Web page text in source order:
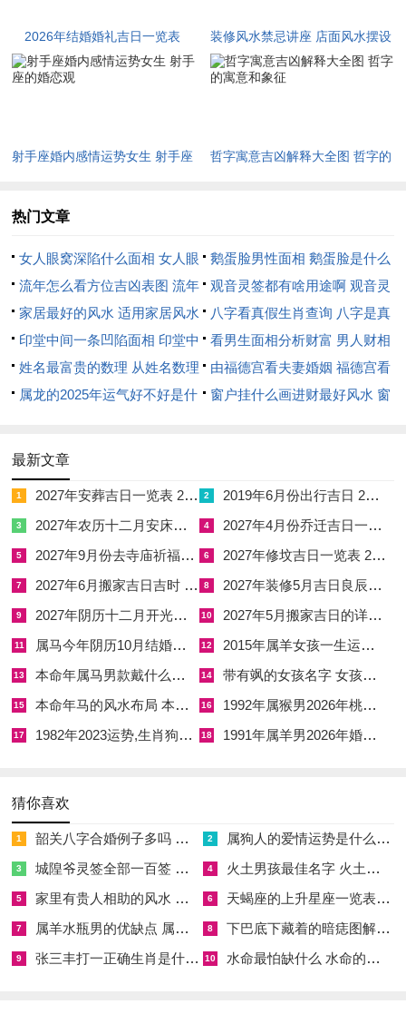
择选良辰之要诀与法门
嫁娶择日，自古便是人生头等大事，非仅看黄历上「宜嫁娶」三
与。
日以免子午正冲，属牛者须避丑日以免丑午相害，属兔者须避卯
日以免卯午相破。更须慎防四离四绝之日，此为节气转换之时气
场混沌不定，若于此日成婚，易致夫妻离心、家运不稳；次当考
量五行相生之路，子平术以日主为核心，结合流年大运测算五行
生克。
若命主日干为木，则宜选水木旺盛之日以生扶自身；若命主日干
固，丙午年火势偏燥，故吉日宜多选壬癸水旺或庚辛金透之日，
如壬申、癸酉、庚子、辛亥等干支，以水德调候火炎，使得夫妻
五行生克链中木旺生火，火炎克金。若命局金弱，尤须避火土过
盛之日，以免金气受抑而致婚姻多磨；再当关注节气交节之变。
重大节气如立春，立夏、立秋，立冬前后三日，天地阴阳交泰，
另需参看当日星宿吉凶。二十八宿中如室火猪，壁水貐、井木犴
等星宿值日，皆主家宅安宁，福泽绵长，而危月燕，参水猿等凶
逢克，则宜选印星旺日以得生扶；若八字喜用神为火，丙午年婚
嫁便是借势而为，婚缘推进自然顺遂；若八字忌火，则须选水旺
金生之日，以调候平衡、化凶为吉。
丙午年婚嫁吉日详览
依宗茂堂通书及诸家择吉法门。经子平术测算与五行生克测算，
2026年结婚婚礼吉日一览表
2026年结婚典礼吉日
装修风水禁忌讲座 店面风水摆设
射手座婚内感情运势女生 射手座
哲字寓意吉凶解释大全图 哲字的
热门文章
女人眼窝深陷什么面相 女人眼
窝深陷是短命相吗
鹅蛋脸男性面相 鹅蛋脸是什么
脸型男性
流年怎么看方位吉凶表图 流年
位置怎么看
观音灵签都有啥用途啊 观音灵
签全部签签词
家居最好的风水 适用家居风水
八字看真假生肖查询 八字是真
还是假
印堂中间一条凹陷面相 印堂中
间有条线沟好不好
看男生面相分析财富 男人财相
从哪里看
姓名最富贵的数理 从姓名数理
看富豪
由福德宫看夫妻婚姻 福德宫看
配偶生肖
属龙的2025年运气好不好是什
2025年属龙人的全年运势
窗户挂什么画进财最好风水 窗
最新文章
1 2027年安葬吉日一览表 2027年12月安葬吉日一览表 2 2019年6月份出行吉日 2027年6月出行吉日一览表
3 2027年农历十二月安床吉日 2027年正月安床吉日吉时查询 4 2027年4月份乔迁吉日一览表 2027年4月乔迁吉日吉时查询
5 2027年9月份去寺庙祈福的日子 2027年5月去寺庙吉日一览表 6 2027年修坟吉日一览表 2027年农历2月修坟吉日一览表
7 2027年6月搬家吉日吉时 2027年农历6月搬家吉日一览表 8 2027年装修5月吉日良辰查询表 2027年农历5月装修吉日一览表
9 2027年阴历十二月开光吉日 2027年12月开光吉日一览表 10 2027年5月搬家吉日的详细解释 2027年5月搬家吉日吉时查询
11 属马今年阴历10月结婚好吗 属马还有几年本命年结婚呢好吗 12 2015年属羊女孩一生运势 2015年属羊女2026年健康运好吗
13 本命年属马男款戴什么财神 本命年属马男士戴什么好一点 14 带有飒的女孩名字 女孩取名字带飒字有什么名字好听
15 本命年马的风水布局 本命年马的佛像怎么摆放 16 1992年属猴男2026年桃花运 1992年属猴男2026年感情运如何
17 1982年2023运势,生肖狗1982年2023运势 18 1991年属羊男2026年婚姻运势 1991年属羊男2026年感情运如何
猜你喜欢
1 韶关八字合婚例子多吗 韶关八字测风水 2 属狗人的爱情运势是什么意思 属狗的人爱情观
3 城隍爷灵签全部一百签 城隍爷灵签解签大全 4 火土男孩最佳名字 火土属性的字男孩名字有哪些
5 家里有贵人相助的风水 家里有贵人是什么意思 6 天蝎座的上升星座一览表 天蝎座的上升星座查询
7 属羊水瓶男的优缺点 属羊水瓶座男生性格爱情观 8 下巴底下藏着的暗痣图解 下巴尖底下有痣代表什么
9 张三丰打一正确生肖是什么意思 张三丰是指什么生肖 10 水命最怕缺什么 水命的人忌什么